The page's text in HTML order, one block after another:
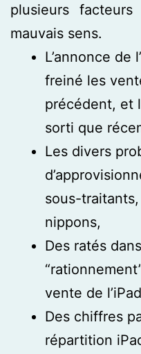
plusieurs
mauvais sens.
L’annonce de
freiné les
précédent, et
sorti que
Les divers
sous-
nippons,
Des ratés
vente de
Des chiffres
répartition